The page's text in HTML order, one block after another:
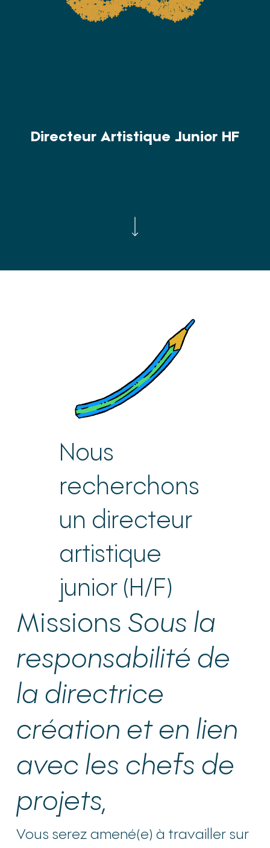
Directeur Artistique Junior HF
Nous
recherchons
un directeur
artistique
junior (H/F)
Missions Sous la
responsabilité de
la directrice
création et en lien
avec les chefs de
projets,
Vous serez amené(e) à travailler sur